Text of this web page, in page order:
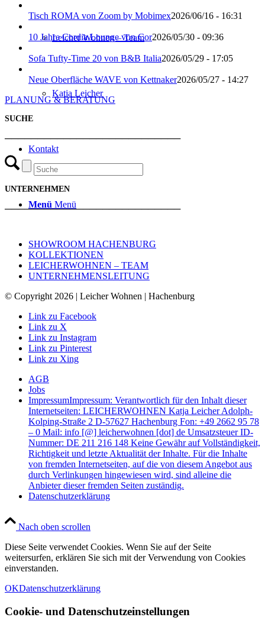
Leicher Wohnen – Team
Katja Leicher
Kontakt
Menü Menü
Tisch ROMA von Zoom by Mobimex2026/06/16 - 16:31
10 Jahre Cordia Lounge von Cor2026/05/30 - 09:36
Sofa Tufty-Time 20 von B&B Italia2026/05/29 - 17:05
Neue Oberfläche WAVE von Kettnaker2026/05/27 - 14:27
PLANUNG & BERATUNG
SUCHE
───────────────────────────
UNTERNEHMEN
───────────────────────────
SHOWROOM HACHENBURG
KOLLEKTIONEN
LEICHERWOHNEN – TEAM
UNTERNEHMENSLEITUNG
© Copyright 2026 | Leicher Wohnen | Hachenburg
Link zu Facebook
Link zu X
Link zu Instagram
Link zu Pinterest
Link zu Xing
AGB
Jobs
ImpressumImpressum: Verantwortlich für den Inhalt dieser
Internetseiten: LEICHERWOHNEN Katja Leicher Adolph-
Kolping-Straße 2 D-57627 Hachenburg Fon: +49 2662 95 78
– 0 Mail: info [@] leicherwohnen [dot] de Umsatzsteuer ID-
Nummer: DE 211 216 148 Keine Gewähr auf Vollständigkeit,
Richtigkeit und letzte Aktualität der Inhalte. Für die Inhalte
von fremden Internetseiten, auf die von diesem Angebot aus
durch Verlinkungen hingewiesen wird, sind alleine die
Anbieter dieser fremden Seiten zuständig.
Datenschutzerklärung
Nach oben scrollen
Diese Seite verwendet Cookies. Wenn Sie auf der Seite
weitersurfen, erklären Sie sich mit der Verwendung von Cookies
einverstanden.
OKDatenschutzerklärung
Cookie- und Datenschutzeinstellungen